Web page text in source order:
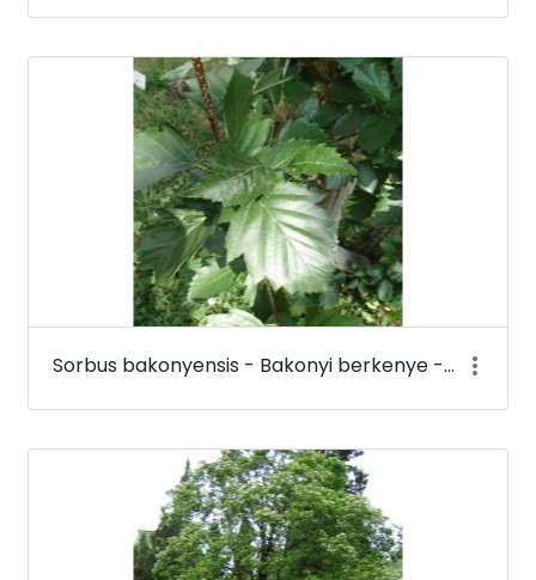
Sorbus bakonyensis - Bakonyi berkenye - Budai Arborétum